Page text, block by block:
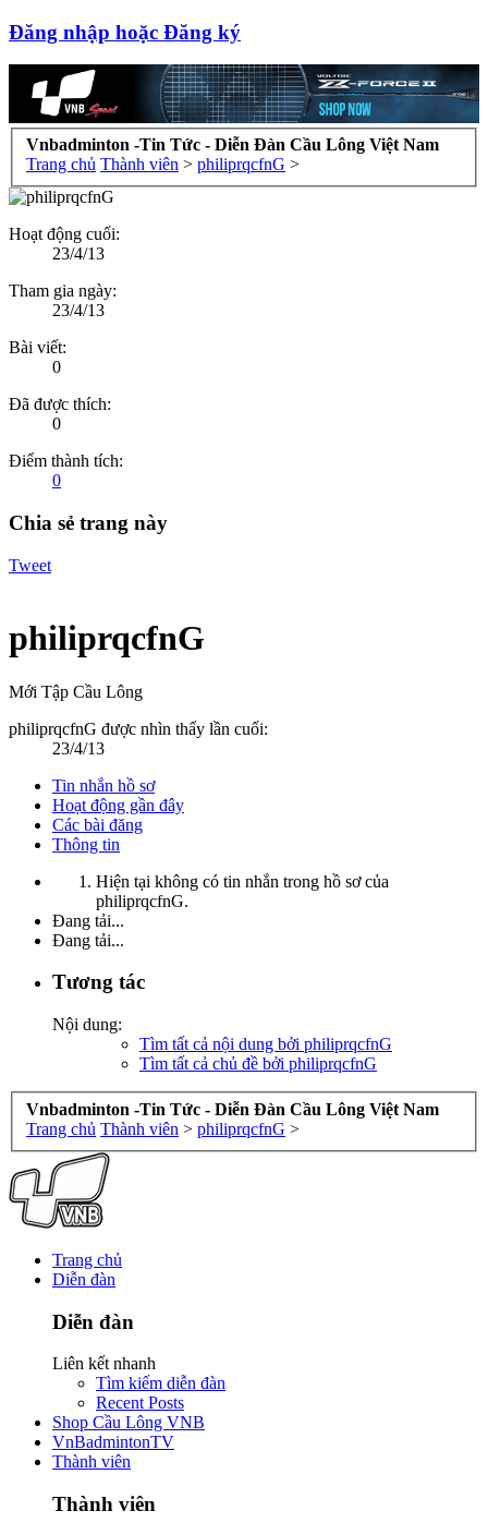
Đăng nhập hoặc Đăng ký
Vnbadminton -Tin Tức - Diễn Đàn Cầu Lông Việt Nam
Trang chủ Thành viên > philiprqcfnG >
Hoạt động cuối:
23/4/13
Tham gia ngày:
23/4/13
Bài viết:
0
Đã được thích:
0
Điểm thành tích:
0
Chia sẻ trang này
Tweet
philiprqcfnG
Mới Tập Cầu Lông
philiprqcfnG được nhìn thấy lần cuối:
23/4/13
Tin nhắn hồ sơ
Hoạt động gần đây
Các bài đăng
Thông tin
Hiện tại không có tin nhắn trong hồ sơ của
philiprqcfnG.
Đang tải...
Đang tải...
Tương tác
Nội dung:
Tìm tất cả nội dung bởi philiprqcfnG
Tìm tất cả chủ đề bởi philiprqcfnG
Vnbadminton -Tin Tức - Diễn Đàn Cầu Lông Việt Nam
Trang chủ Thành viên > philiprqcfnG >
Trang chủ
Diễn đàn
Diễn đàn
Liên kết nhanh
Tìm kiếm diễn đàn
Recent Posts
Shop Cầu Lông VNB
VnBadmintonTV
Thành viên
Thành viên